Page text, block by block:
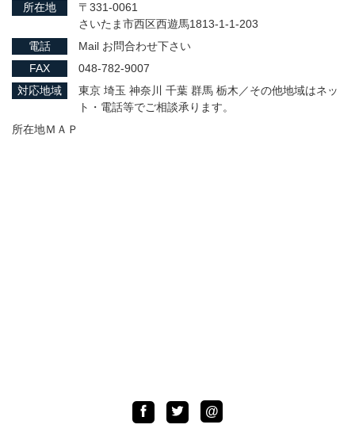
所在地
〒331-0061
さいたま市西区西遊馬1813-1-1-203
電話
Mail お問合わせ下さい
FAX
048-782-9007
対応地域
東京 埼玉 神奈川 千葉 群馬 栃木／その他地域はネッ
ト・電話等でご相談承ります。
所在地ＭＡＰ
Facebook
TwitterLINE
@